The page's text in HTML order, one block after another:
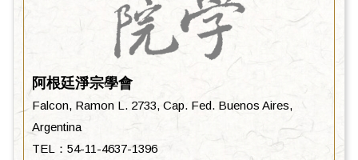
阿根廷淨宗學會
Falcon, Ramon L. 2733, Cap. Fed. Buenos Aires,
Argentina
TEL：54-11-4637-1396